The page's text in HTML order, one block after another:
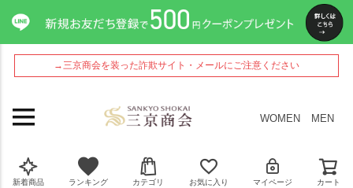
→三京商会を装った詐欺サイト・メールにご注意ください
WOMEN MEN
新着商品 ランキング カテゴリ お気に入り マイページ カート
ペー
ジト
ップ
へ